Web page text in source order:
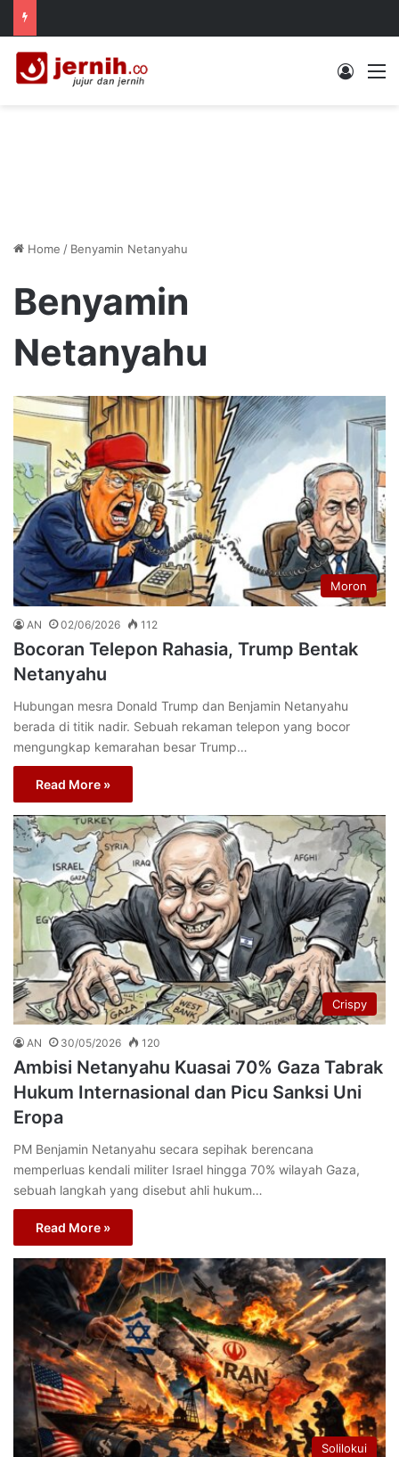
Log In
Home / Benyamin Netanyahu
Benyamin
Netanyahu
Moron
AN 02/06/2026 112
Bocoran Telepon Rahasia, Trump Bentak
Netanyahu
Hubungan mesra Donald Trump dan Benjamin Netanyahu
berada di titik nadir. Sebuah rekaman telepon yang bocor
mengungkap kemarahan besar Trump…
Read More »
Crispy
AN 30/05/2026 120
Ambisi Netanyahu Kuasai 70% Gaza Tabrak
Hukum Internasional dan Picu Sanksi Uni
Eropa
PM Benjamin Netanyahu secara sepihak berencana
memperluas kendali militer Israel hingga 70% wilayah Gaza,
sebuah langkah yang disebut ahli hukum…
Read More »
Solilokui